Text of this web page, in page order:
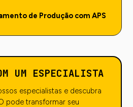
de Produção com APS
UM ESPECIALISTA
especialistas e descubra
pode transformar seu